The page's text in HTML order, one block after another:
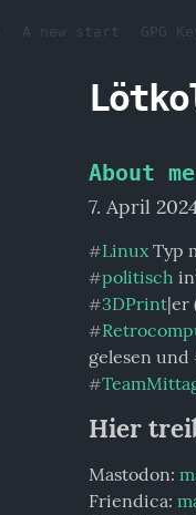
A new start GPG
About me
7. April
#Linux
#politisch
#3DPrint|er
#
gelesen und
#
Hier
Mastodon:
Friendica: